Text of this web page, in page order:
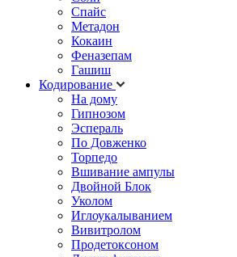
Спайс
Метадон
Кокаин
Феназепам
Гашиш
Кодирование
На дому
Гипнозом
Эспераль
По Довженко
Торпедо
Вшивание ампулы
Двойной Блок
Уколом
Иглоукалыванием
Вивитролом
Продетоксоном